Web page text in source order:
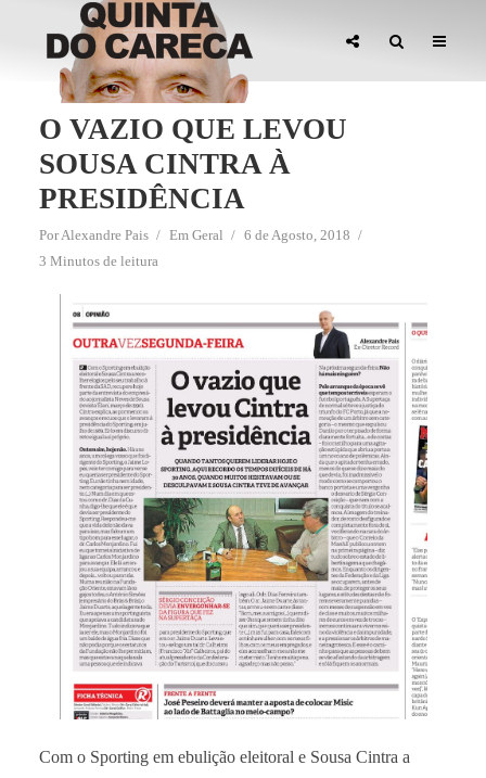
O VAZIO QUE LEVOU
SOUSA CINTRA À
PRESIDÊNCIA
PorAlexandre Pais Em Geral
6 de Agosto, 2018
3 Minutos de leitura
Com o Sporting em ebulição eleitoral e Sousa Cintra a